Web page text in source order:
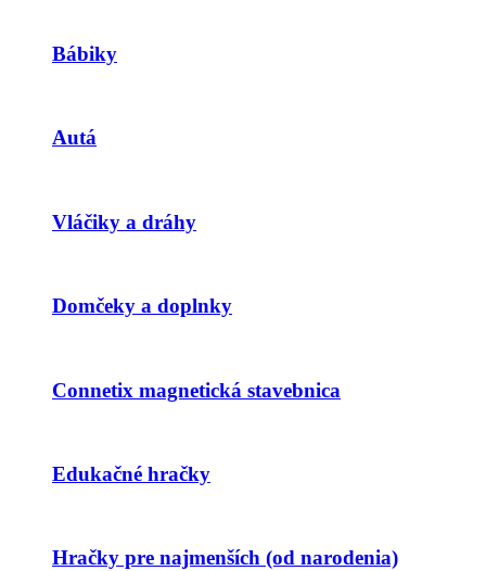
Bábiky
Autá
Vláčiky a dráhy
Domčeky a doplnky
Connetix magnetická stavebnica
Edukačné hračky
Hračky pre najmenších (od narodenia)